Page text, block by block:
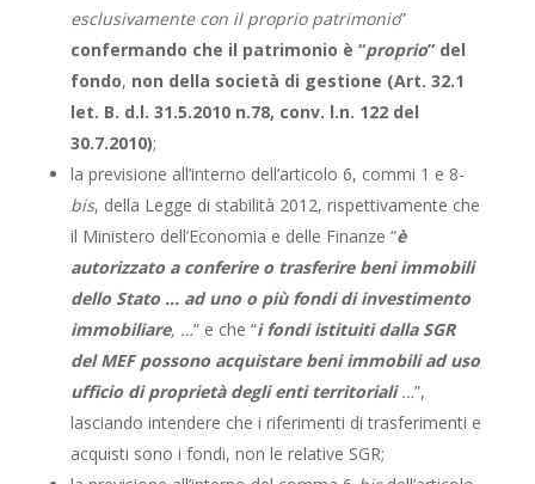
esclusivamente con il proprio patrimonio”
confermando che il patrimonio è “proprio” del
fondo, non della società di gestione (Art. 32.1
let. B. d.l. 31.5.2010 n.78, conv. l.n. 122 del
30.7.2010);
la previsione all’interno dell’articolo 6, commi 1 e 8-
bis, della Legge di stabilità 2012, rispettivamente che
il Ministero dell’Economia e delle Finanze “è
autorizzato a conferire o trasferire beni immobili
dello Stato … ad uno o più fondi di investimento
immobiliare, …” e che “i fondi istituiti dalla SGR
del MEF possono acquistare beni immobili ad uso
ufficio di proprietà degli enti territoriali …”,
lasciando intendere che i riferimenti di trasferimenti e
acquisti sono i fondi, non le relative SGR;